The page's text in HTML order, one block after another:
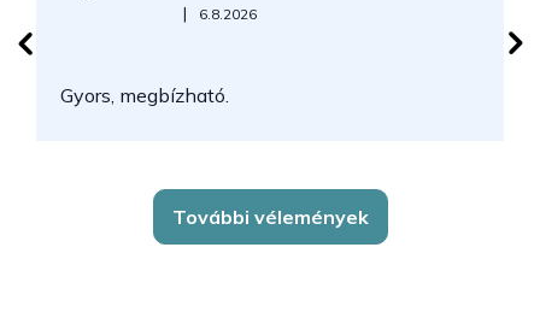
Az áruház értékelése 5-ből 5 csillag.
| 6.8.2026
Gyors, megbízható.
További vélemények